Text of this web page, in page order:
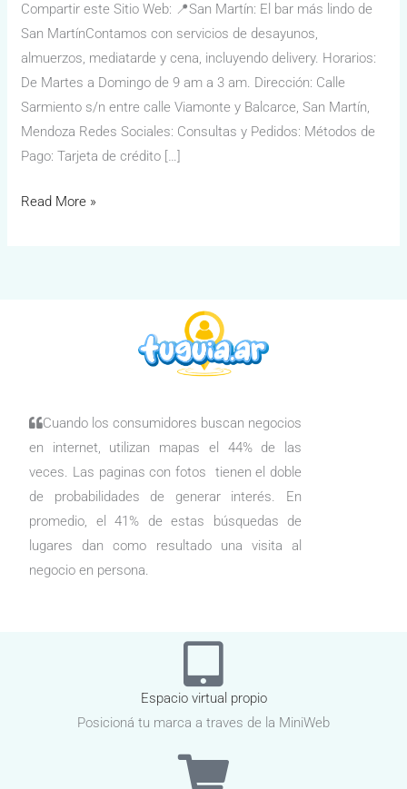
Compartir este Sitio Web: 📍San Martín: El bar más lindo de
San MartínContamos con servicios de desayunos,
almuerzos, mediatarde y cena, incluyendo delivery. Horarios:
De Martes a Domingo de 9 am a 3 am. Dirección: Calle
Sarmiento s/n entre calle Viamonte y Balcarce, San Martín,
Mendoza Redes Sociales: Consultas y Pedidos: Métodos de
Pago: Tarjeta de crédito […]
Read More »
Cuando los consumidores buscan negocios
en internet, utilizan mapas el 44% de las
veces. Las paginas con fotos tienen el doble
de probabilidades de generar interés. En
promedio, el 41% de estas búsquedas de
lugares dan como resultado una visita al
negocio en persona.
Espacio virtual propio
Posicioná tu marca a traves de la MiniWeb